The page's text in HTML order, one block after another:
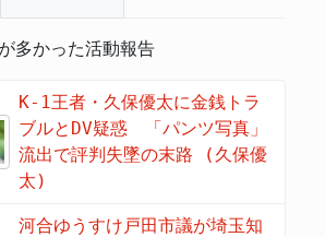
多かった活動報告
K-1王者・久保優太に金銭トラ
ブルとDV疑惑 「パンツ写真」
流出で評判失墜の末路 (久保優
太)
河合ゆうすけ戸田市議が埼玉知